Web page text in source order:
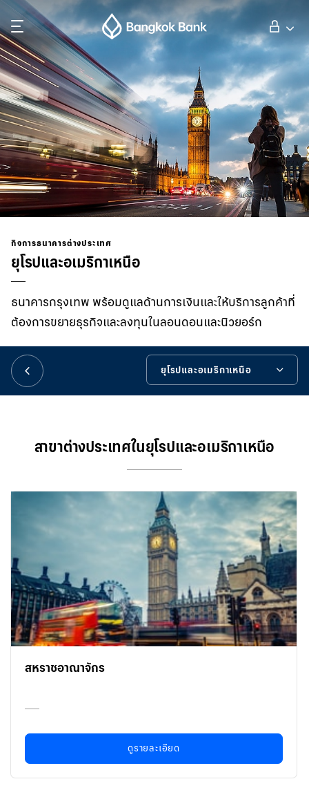
ค้นหา
ลูกค้าบุคคล
ลูกค้าธุรกิจ
กิจการธนาคารต่างประเทศ
นักลงทุนสัมพันธ์
เกี่ยวกับธนาคารกรุงเทพ
日本語
กิจการธนาคารต่างประเทศ
ยุโรปและอเมริกาเหนือ
ธนาคารกรุงเทพ พร้อมดูแลด้านการเงินและให้บริการลูกค้าที่
ต้องการขยายธุรกิจและลงทุนในลอนดอนและนิวยอร์ก
ยุโรปและอเมริกาเหนือ
เครื่องมือช่วยเหลือ
สาขาต่างประเทศในยุโรปและอเมริกาเหนือ
สหราชอาณาจักร
ดูรายละเอียด